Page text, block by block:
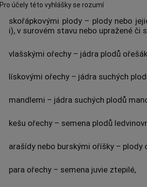
Pro účely této vyhlášky se rozumí
skořápkovými plody – plody nebo
i), v surovém stavu nebo upražené či
vlašskými ořechy – jádra plodů
lískovými ořechy – jádra suchých
mandlemi – jádra suchých plodů
kešu ořechy – semena plodů
arašídy nebo burskými oříšky – plody
para ořechy – semena juvie ztepilé,